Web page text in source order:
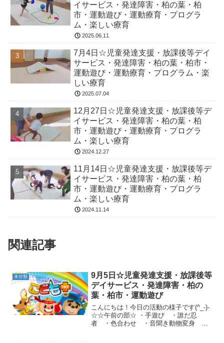
イサービス・発達障害・柏の葉・柏
市・運動遊び・運動療育・プログラ
ム・楽しい療育
2025.06.11
7月4日☆児童発達支援・放課後等デイ
サービス・発達障害・柏の葉・柏市・
運動遊び・運動療育・プログラム・楽
しい療育
2025.07.04
12月27日☆児童発達支援・放課後等デ
イサービス・発達障害・柏の葉・柏
市・運動遊び・運動療育・プログラ
ム・楽しい療育
2024.12.27
11月14日☆児童発達支援・放課後等デ
イサービス・発達障害・柏の葉・柏
市・運動遊び・運動療育・プログラ
ム・楽しい療育
2024.11.14
関連記事
未分類
9月5日☆児童発達支援・放課後等
デイサービス・発達障害・柏の
葉・柏市・運動遊び
こんにちは！今日の活動の様子です(^_-)-
☆☆午前の部☆ ・手遊び ・誰だ忍
者 ・色合わせ ・音聞き動物変身 ・